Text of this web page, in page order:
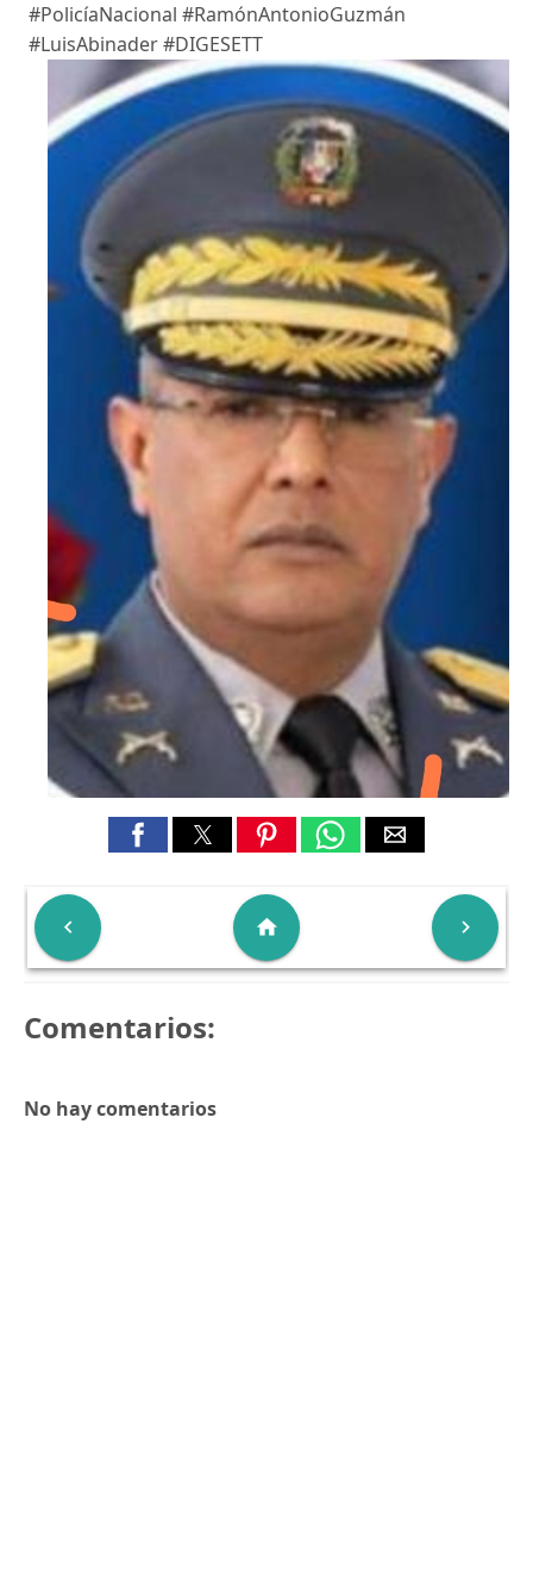
#PolicíaNacional #RamónAntonioGuzmán
#LuisAbinader #DIGESETT
 
home
Comentarios:
No hay comentarios